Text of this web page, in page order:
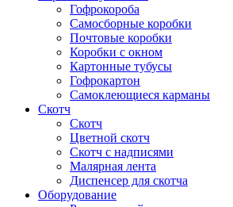
Гофрокороба
Самосборные коробки
Почтовые коробки
Коробки с окном
Картонные тубусы
Гофрокартон
Самоклеющиеся карманы
Скотч
Скотч
Цветной скотч
Скотч с надписями
Малярная лента
Диспенсер для скотча
Оборудование